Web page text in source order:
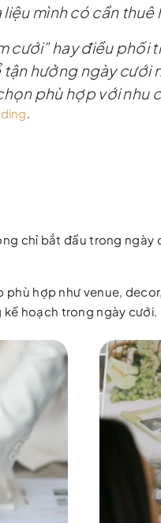
mình có cần thuê
hay điều phối
hưởng ngày cưới
phù hợp với nhu
.
chỉ bắt đầu trong ngày
hợp như venue,
kế hoạch trong ngày cưới.